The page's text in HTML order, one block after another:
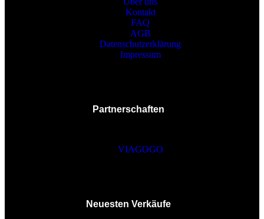
Kontakt
FAQ
AGB
Datenschutzerklärung
Impressum
Partnerschaften
VIAGOGO
Neuesten Verkäufe